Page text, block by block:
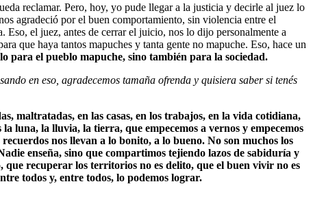
reclamar. Pero, hoy, yo pude llegar a la justicia y decirle al juez lo
agradeció por el buen comportamiento, sin violencia entre el
Eso, el juez, antes de cerrar el juicio, nos lo dijo personalmente a
que haya tantos mapuches y tanta gente no mapuche. Eso, hace un
para el pueblo mapuche, sino también para la sociedad.
en eso, agradecemos tamaña ofrenda y quisiera saber si tenés
maltratadas, en las casas, en los trabajos, en la vida cotidiana,
luna, la lluvia, la tierra, que empecemos a vernos y empecemos
nos llevan a lo bonito, a lo bueno. No son muchos los
enseña, sino que compartimos tejiendo lazos de sabiduría y
recuperar los territorios no es delito, que el buen vivir no es
todos y, entre todos, lo podemos lograr.